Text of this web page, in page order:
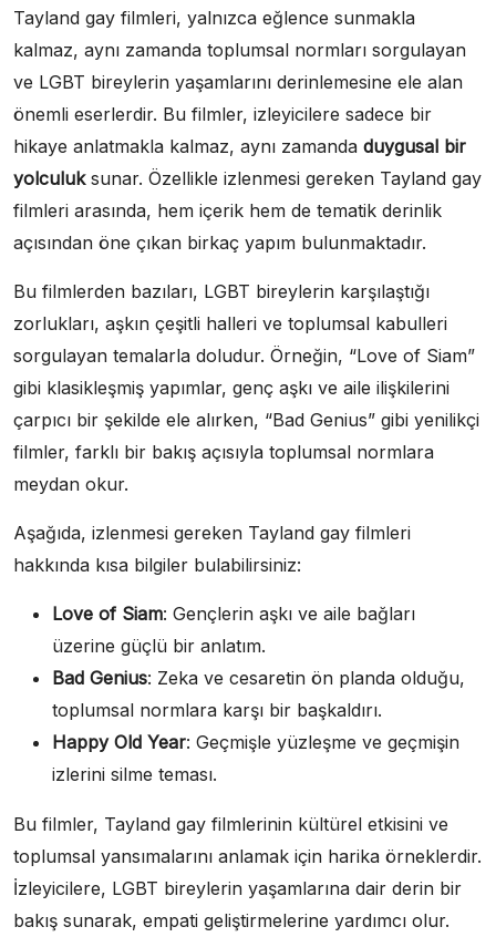
Tayland gay filmleri, yalnızca eğlence sunmakla
kalmaz, aynı zamanda toplumsal normları sorgulayan
ve LGBT bireylerin yaşamlarını derinlemesine ele alan
önemli eserlerdir. Bu filmler, izleyicilere sadece bir
hikaye anlatmakla kalmaz, aynı zamanda duygusal bir
yolculuksunar. Özellikle izlenmesi gereken Tayland gay
filmleri arasında, hem içerik hem de tematik derinlik
açısından öne çıkan birkaç yapım bulunmaktadır.
Bu filmlerden bazıları, LGBT bireylerin karşılaştığı
zorlukları, aşkın çeşitli halleri ve toplumsal kabulleri
sorgulayan temalarla doludur. Örneğin, “Love of Siam”
gibi klasikleşmiş yapımlar, genç aşkı ve aile ilişkilerini
çarpıcı bir şekilde ele alırken, “Bad Genius” gibi yenilikçi
filmler, farklı bir bakış açısıyla toplumsal normlara
meydan okur.
Aşağıda, izlenmesi gereken Tayland gay filmleri
hakkında kısa bilgiler bulabilirsiniz:
Love of Siam: Gençlerin aşkı ve aile bağları
üzerine güçlü bir anlatım.
Bad Genius: Zeka ve cesaretin ön planda olduğu,
toplumsal normlara karşı bir başkaldırı.
Happy Old Year: Geçmişle yüzleşme ve geçmişin
izlerini silme teması.
Bu filmler, Tayland gay filmlerinin kültürel etkisini ve
toplumsal yansımalarını anlamak için harika örneklerdir.
İzleyicilere, LGBT bireylerin yaşamlarına dair derin bir
bakış sunarak, empati geliştirmelerine yardımcı olur.